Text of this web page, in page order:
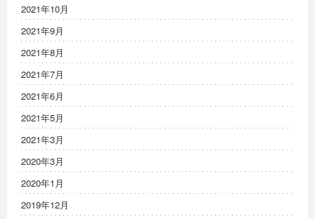
2021年10月
2021年9月
2021年8月
2021年7月
2021年6月
2021年5月
2021年3月
2020年3月
2020年1月
2019年12月